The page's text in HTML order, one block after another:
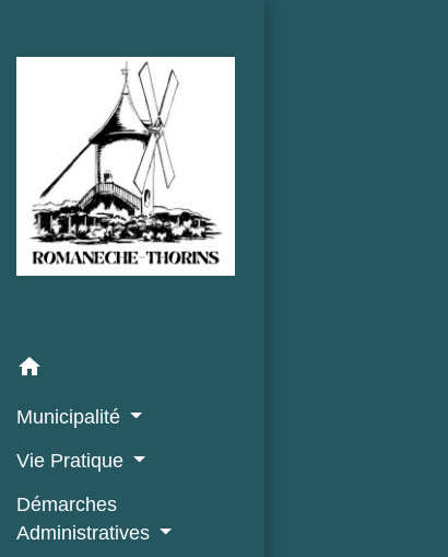
home
Municipalité
Vie Pratique
Démarches
Administratives